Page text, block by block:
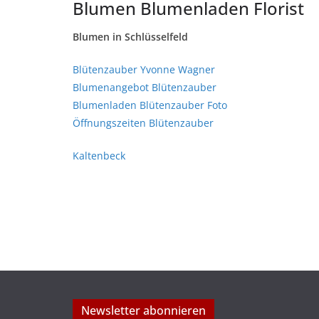
Blumen Blumenladen Florist
Blumen in Schlüsselfeld
Blütenzauber Yvonne Wagner
Blumenangebot Blütenzauber
Blumenladen Blütenzauber Foto
Öffnungszeiten Blütenzauber
Kaltenbeck
Newsletter abonnieren